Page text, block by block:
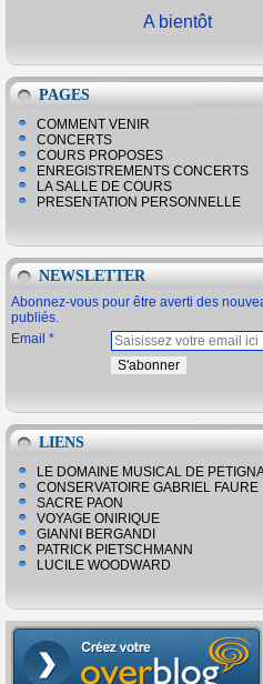
A bientôt
PAGES
COMMENT VENIR
CONCERTS
COURS PROPOSES
ENREGISTREMENTS CONCERTS
LA SALLE DE COURS
PRESENTATION PERSONNELLE
NEWSLETTER
Abonnez-vous pour être averti des
publiés.
Email
LIENS
LE DOMAINE MUSICAL DE
CONSERVATOIRE GABRIEL FAURE
SACRE PAON
VOYAGE ONIRIQUE
GIANNI BERGANDI
PATRICK PIETSCHMANN
LUCILE WOODWARD